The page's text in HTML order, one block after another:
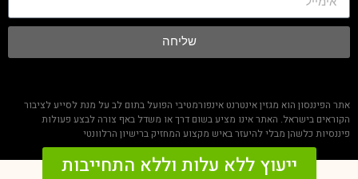
ייעוץ ללא עלות וללא התחייבות
שליחה
אתר הפיננסון הוא מגזין אינטרנט אינפורמטיבי הפועל בתום לב על מנת לסייע לציבור
הקוראים בישראל. האתר אינו מציע בשום דרך או משדל באף צורה לבצע פעולות
פיננסיות כלשהן מבלי להיעזר באיש מקצוע המחזיק ברישיון הרלוונטי